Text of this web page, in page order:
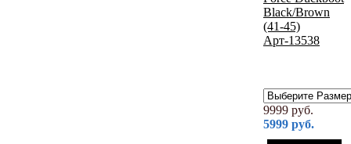
9999 руб.
5999 руб.